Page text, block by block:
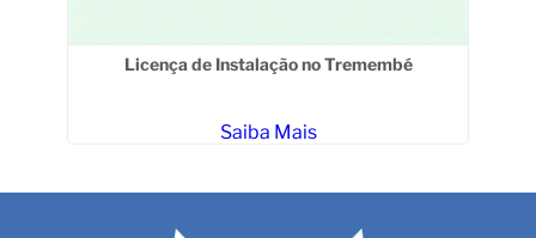
Licença de Instalação no Tremembé
Saiba Mais